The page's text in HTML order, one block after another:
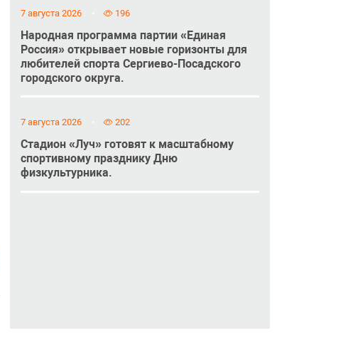
7 августа 2026 196
Народная программа партии «Единая
Россия» открывает новые горизонты для
любителей спорта Сергиево-Посадского
городского округа.
7 августа 2026 202
Стадион «Луч» готовят к масштабному
спортивному празднику Дню
физкультурника.